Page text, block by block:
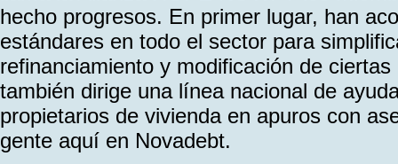
hecho progresos. En primer lugar, han
estándares en todo el sector para
refinanciamiento y modificación de
también dirige una línea nacional de
propietarios de vivienda en apuros con
gente aquí en Novadebt.